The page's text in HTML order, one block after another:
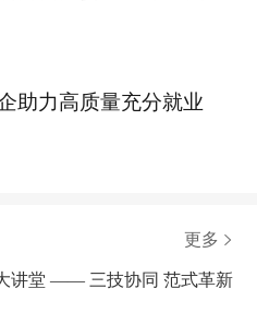
助力高质量充分就业
更多 
讲堂 —— 三技协同 范式革新